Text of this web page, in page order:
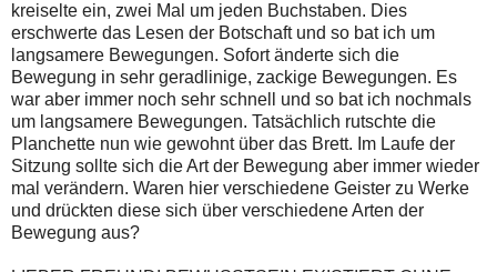
kreiselte ein, zwei Mal um jeden Buchstaben. Dies
erschwerte das Lesen der Botschaft und so bat ich um
langsamere Bewegungen. Sofort änderte sich die
Bewegung in sehr geradlinige, zackige Bewegungen. Es
war aber immer noch sehr schnell und so bat ich nochmals
um langsamere Bewegungen. Tatsächlich rutschte die
Planchette nun wie gewohnt über das Brett. Im Laufe der
Sitzung sollte sich die Art der Bewegung aber immer wieder
mal verändern. Waren hier verschiedene Geister zu Werke
und drückten diese sich über verschiedene Arten der
Bewegung aus?